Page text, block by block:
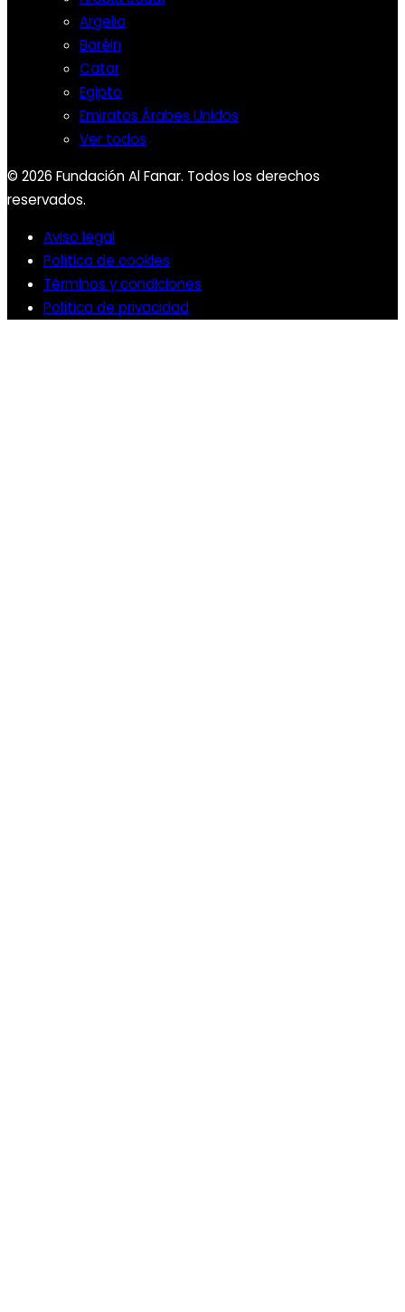
Argelia
Baréin
Catar
Egipto
Emiratos Árabes Unidos
Ver todos
© 2026 Fundación Al Fanar. Todos los derechos
reservados.
Aviso legal
Política de cookies
Términos y condiciones
Política de privacidad